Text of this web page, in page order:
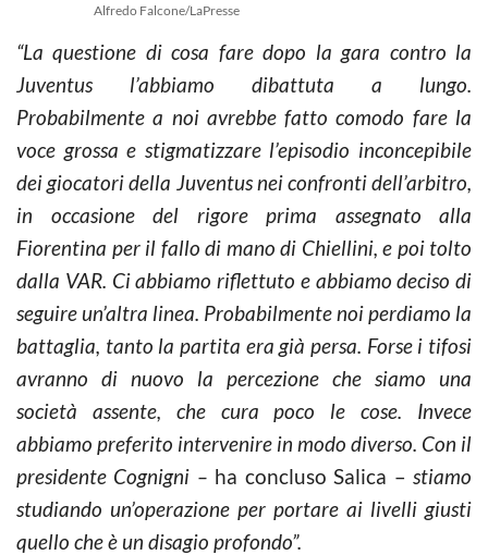
Alfredo Falcone/LaPresse
“La questione di cosa fare dopo la gara contro la
Juventus l’abbiamo dibattuta a lungo.
Probabilmente a noi avrebbe fatto comodo fare la
voce grossa e stigmatizzare l’episodio inconcepibile
dei giocatori della Juventus nei confronti dell’arbitro,
in occasione del rigore prima assegnato alla
Fiorentina per il fallo di mano di Chiellini, e poi tolto
dalla VAR. Ci abbiamo riflettuto e abbiamo deciso di
seguire un’altra linea. Probabilmente noi perdiamo la
battaglia, tanto la partita era già persa. Forse i tifosi
avranno di nuovo la percezione che siamo una
società assente, che cura poco le cose. Invece
abbiamo preferito intervenire in modo diverso. Con il
presidente Cognigni – ha concluso Salica –stiamo
studiando un’operazione per portare ai livelli giusti
quello che è un disagio profondo”.